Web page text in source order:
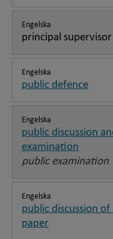
Engelska
principal supervisor
Engelska
public defence
Engelska
public discussion
examination
public examination
Engelska
public discussion of
paper